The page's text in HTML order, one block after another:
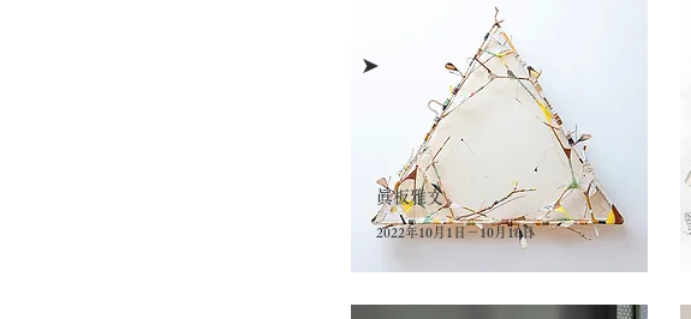
➤
眞板雅文
2022年10月1日－10月16日